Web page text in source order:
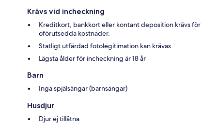
Krävs vid incheckning
Kreditkort, bankkort eller kontant deposition krävs för
oförutsedda kostnader.
Statligt utfärdad fotolegitimation kan krävas
Lägsta ålder för incheckning är 18 år
Barn
Inga spjälsängar (barnsängar)
Husdjur
Djur ej tillåtna